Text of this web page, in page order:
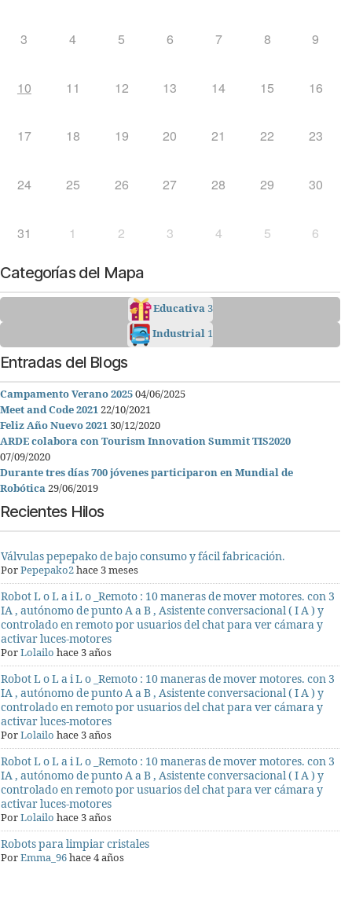
3 4 5 6 7 8 9
10 11 12 13 14 15 16
17 18 19 20 21 22 23
24 25 26 27 28 29 30
31 1 2 3 4 5 6
Categorías del Mapa
Educativa3
Industrial 1
Entradas del Blogs
Campamento Verano 202504/06/2025
Meet and Code 202122/10/2021
Feliz Año Nuevo 202130/12/2020
ARDE colabora con Tourism Innovation Summit TIS2020
07/09/2020
Durante tres días 700 jóvenes participaron en Mundial de
Robótica29/06/2019
Recientes Hilos
Válvulas pepepako de bajo consumo y fácil fabricación.
PorPepepako2hace 3 meses
Robot L o L a i L o _Remoto : 10 maneras de mover motores. con 3
IA , autónomo de punto A a B , Asistente conversacional ( I A ) y
controlado en remoto por usuarios del chat para ver cámara y
activar luces-motores
PorLolailo hace 3 años
Robot L o L a i L o _Remoto : 10 maneras de mover motores. con 3
IA , autónomo de punto A a B , Asistente conversacional ( I A ) y
controlado en remoto por usuarios del chat para ver cámara y
activar luces-motores
PorLolailo hace 3 años
Robot L o L a i L o _Remoto : 10 maneras de mover motores. con 3
IA , autónomo de punto A a B , Asistente conversacional ( I A ) y
controlado en remoto por usuarios del chat para ver cámara y
activar luces-motores
PorLolailo hace 3 años
Robots para limpiar cristales
PorEmma_96hace 4 años